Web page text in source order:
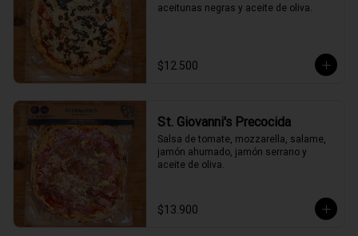
aceitunas negras y aceite de oliva.
$12.500
St. Giovanni's Precocida
Salsa de tomate, mozzarella, salame,
jamón ahumado, jamón serrano y
aceite de oliva.
$13.900